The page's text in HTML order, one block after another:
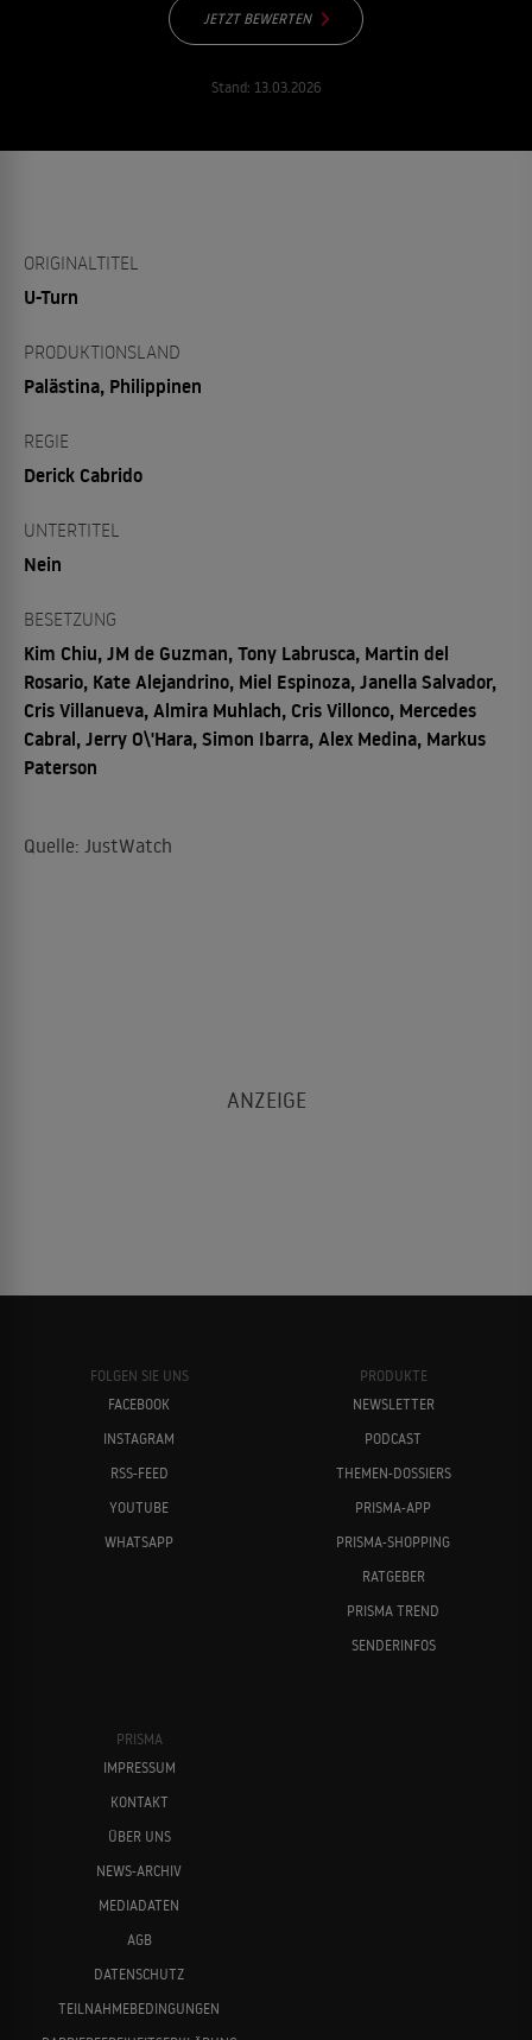
JETZT BEWERTEN
Stand: 13.03.2026
ORIGINALTITEL
U-Turn
PRODUKTIONSLAND
Palästina, Philippinen
REGIE
Derick Cabrido
UNTERTITEL
Nein
BESETZUNG
Kim Chiu, JM de Guzman, Tony Labrusca, Martin del
Rosario, Kate Alejandrino, Miel Espinoza, Janella Salvador,
Cris Villanueva, Almira Muhlach, Cris Villonco, Mercedes
Cabral, Jerry O\'Hara, Simon Ibarra, Alex Medina, Markus
Paterson
Quelle: JustWatch
FOLGEN SIE UNS
FACEBOOK
INSTAGRAM
RSS-FEED
YOUTUBE
WHATSAPP
PRODUKTE
NEWSLETTER
PODCAST
THEMEN-DOSSIERS
PRISMA-APP
PRISMA-SHOPPING
RATGEBER
PRISMA TREND
SENDERINFOS
PRISMA
IMPRESSUM
KONTAKT
ÜBER UNS
NEWS-ARCHIV
MEDIADATEN
AGB
DATENSCHUTZ
TEILNAHMEBEDINGUNGEN